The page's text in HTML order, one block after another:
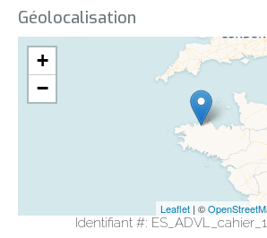
Géolocalisation
+
−
Leaflet | ©
Identifiant #: